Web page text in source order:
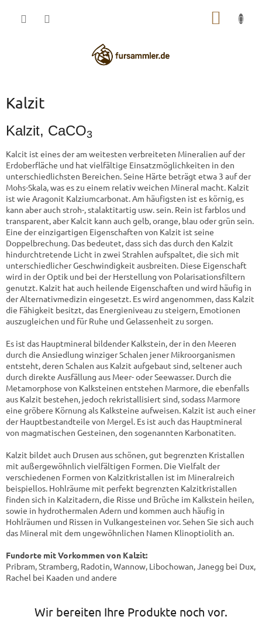
Kalzit
Kalzit, CaCO3
Kalcit ist eines der am weitesten verbreiteten Mineralien auf der
Erdoberfläche und hat vielfältige Einsatzmöglichkeiten in den
unterschiedlichsten Bereichen. Seine Härte beträgt etwa 3 auf der
Mohs-Skala, was es zu einem relativ weichen Mineral macht. Kalzit
ist wie Aragonit Kalziumcarbonat. Am häufigsten ist es körnig, es
kann aber auch stroh-, stalaktitartig usw. sein. Rein ist farblos und
transparent, aber Kalcit kann auch gelb, orange, blau oder grün sein.
Eine der einzigartigen Eigenschaften von Kalzit ist seine
Doppelbrechung. Das bedeutet, dass sich das durch den Kalzit
hindurchtretende Licht in zwei Strahlen aufspaltet, die sich mit
unterschiedlicher Geschwindigkeit ausbreiten. Diese Eigenschaft
wird in der Optik und bei der Herstellung von Polarisationsfiltern
genutzt. Kalzit hat auch heilende Eigenschaften und wird häufig in
der Alternativmedizin eingesetzt. Es wird angenommen, dass Kalzit
die Fähigkeit besitzt, das Energieniveau zu steigern, Emotionen
auszugleichen und für Ruhe und Gelassenheit zu sorgen.
Es ist das Hauptmineral bildender Kalkstein, der in den Meeren
durch die Ansiedlung winziger Schalen jener Mikroorganismen
entsteht, deren Schalen aus Kalzit aufgebaut sind, seltener auch
durch direkte Ausfällung aus Meer- oder Seewasser. Durch die
Metamorphose von Kalksteinen entstehen Marmore, die ebenfalls
aus Kalzit bestehen, jedoch rekristallisiert sind, sodass Marmore
eine gröbere Körnung als Kalksteine ​​aufweisen. Kalzit ist auch einer
der Hauptbestandteile von Mergel. Es ist auch das Hauptmineral
von magmatischen Gesteinen, den sogenannten Karbonatiten.
Kalzit bildet auch Drusen aus schönen, gut begrenzten Kristallen
mit außergewöhnlich vielfältigen Formen. Die Vielfalt der
verschiedenen Formen von Kalzitkristallen ist im Mineralreich
beispiellos. Hohlräume mit perfekt begrenzten Kalzitkristallen
finden sich in Kalzitadern, die Risse und Brüche im Kalkstein heilen,
sowie in hydrothermalen Adern und kommen auch häufig in
Hohlräumen und Rissen in Vulkangesteinen vor. Sehen Sie sich auch
das Mineral mit dem ungewöhnlichen Namen Klinoptiolith an.
Fundorte mit Vorkommen von Kalzit:
Pribram, Stramberg, Radotin, Wannow, Libochowan, Janegg bei Dux,
Rachel bei Kaaden und andere
Wir bereiten Ihre Produkte noch vor.